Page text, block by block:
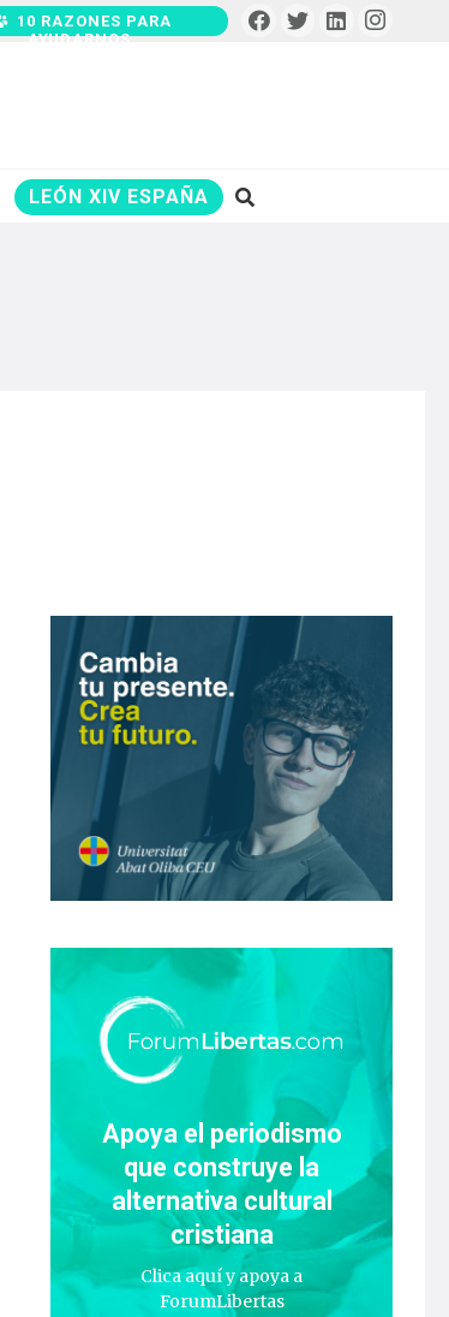
10 RAZONES PARA
AYUDARNOS
LEÓN XIV ESPAÑA
Apoya el periodismo
que construye la
alternativa cultural
cristiana
Clica aquí y apoya a
ForumLibertas